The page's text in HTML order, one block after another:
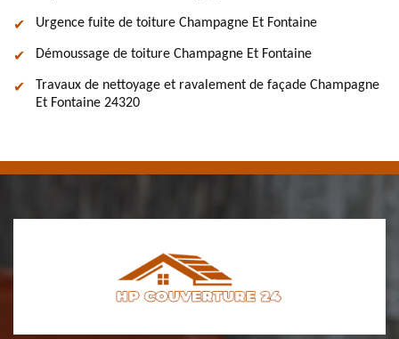
Urgence fuite de toiture Champagne Et Fontaine
Démoussage de toiture Champagne Et Fontaine
Travaux de nettoyage et ravalement de façade Champagne
Et Fontaine 24320